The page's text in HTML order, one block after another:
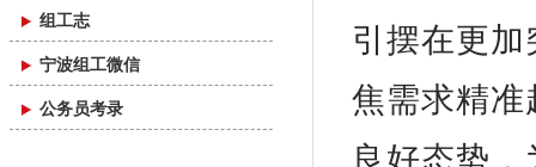
组工志
宁波组工微信
公务员考录
引摆在更
焦需求精准
良好态势